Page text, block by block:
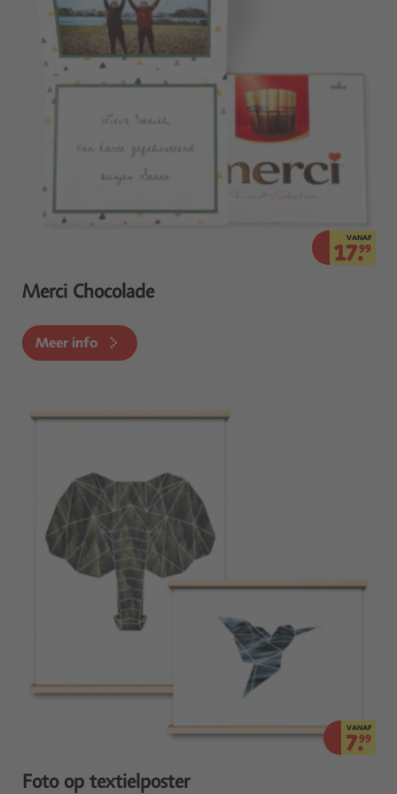
VANAF
17.99
Merci Chocolade
Meer info
VANAF
7.99
Foto op textielposter